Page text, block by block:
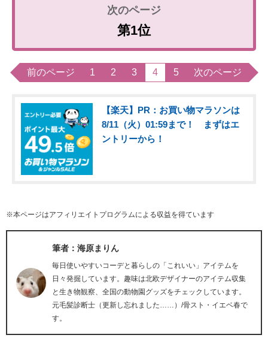
第1位
前のページ 1 2 3 4 5 次のページ
【楽天】PR：お買い物マラソンは
8/11（火）01:59まで！ まずはエ
ントリーから！
※本ページはアフィリエイトプログラムによる収益を得ています
筆者：海原まりん
毎日使いやすいコーデと暮らしの「これいい」アイテムを
日々発掘しています。趣味は北欧デザイナーのアイテム収集
と生き物観察、全国の動物園グッズをチェックしています。
元毛髪診断士（更新し忘れました……）/骨スト・イエベ春で
す。